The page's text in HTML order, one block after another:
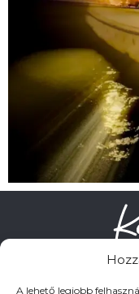
A lehető legjobb